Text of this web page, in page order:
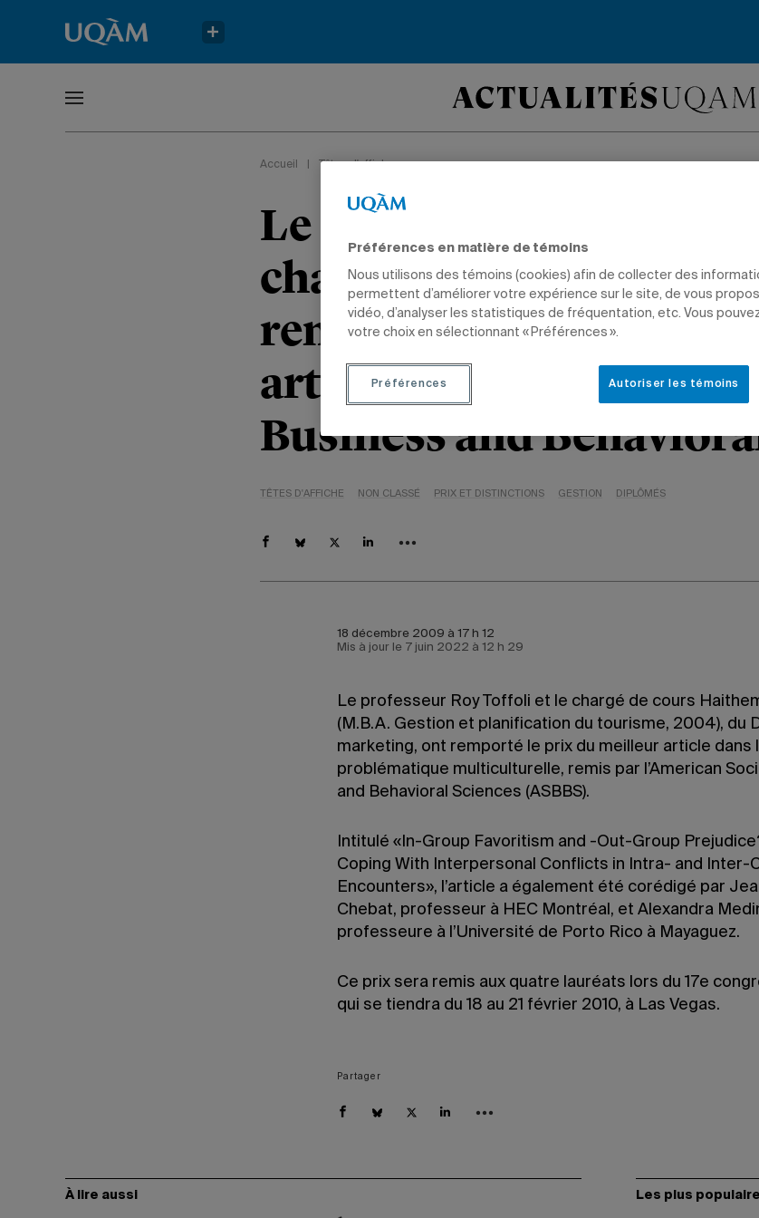
Accueil Têtes d'affiche
Le professeur Roy
chargé de cours
remportent le prix du
article de l’American
Business and
TÊTES D'AFFICHE NON CLASSÉ PRIX ET DISTINCTIONS GESTION DIPLÔMÉS
18 décembre 2009 à 17 h 12
Mis à jour le 7 juin 2022 à 12 h 29
Le professeur Roy Toffoli et le chargé de cours
(M.B.A. Gestion et planification du tourisme, 2004), du
marketing, ont remporté le prix du meilleur article dans
problématique multiculturelle, remis par l’American
and Behavioral Sciences (ASBBS).
Intitulé «In-Group Favoritism and -Out-Group
Coping With Interpersonal Conflicts in Intra- and Inter-
Encounters», l’article a également été corédigé par
Chebat, professeur à HEC Montréal, et Alexandra
professeure à l’Université de Porto Rico à Mayaguez.
Ce prix sera remis aux quatre lauréats lors du 17e
qui se tiendra du 18 au 21 février 2010, à Las Vegas.
Partager
À lire aussi Les plus
Préférences en matière de témoins
Nous utilisons des témoins (cookies) afin de collecter des
permettent d’améliorer votre expérience sur le site, de vous
vidéo, d’analyser les statistiques de fréquentation, etc. Vous
votre choix en sélectionnant « Préférences ».
Autoriser les témoins
Préférences